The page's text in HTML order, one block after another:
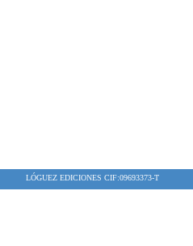
LÓGUEZ EDICIONES CIF:09693373-T